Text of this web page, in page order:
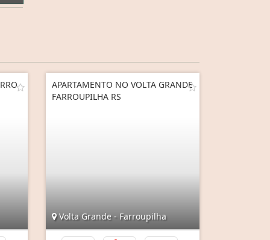
APARTAMENTO NO VOLTA GRANDE
FARROUPILHA RS
Volta Grande - Farroupilha